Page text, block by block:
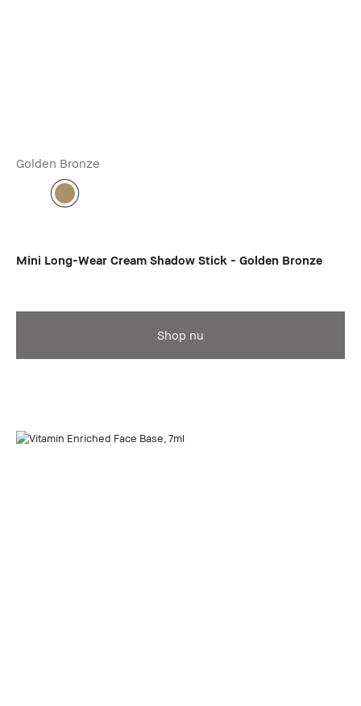
Golden Bronze
Mini Long-Wear Cream Shadow Stick - Golden Bronze
Shop nu